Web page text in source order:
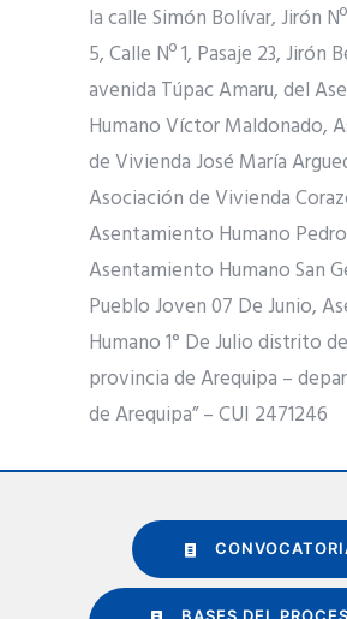
la calle Simón Bolívar, Jirón
5, Calle Nº 1, Pasaje 23, Jirón
avenida Túpac Amaru, del
Humano Víctor Maldonado,
de Vivienda José María
Asociación de Vivienda
Asentamiento Humano
Asentamiento Humano San
Pueblo Joven 07 De Junio,
Humano 1° De Julio distrito
provincia de Arequipa –
de Arequipa” – CUI 2471246